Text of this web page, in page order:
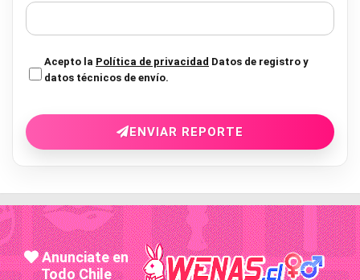
Acepto la Política de privacidad Datos de registro y
datos técnicos de envío.
ENVIAR REPORTE
Anunciate en
Todo Chile